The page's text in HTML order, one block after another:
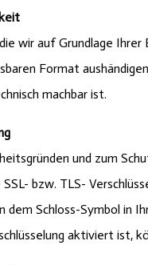
wir auf Grundlage
Format
machbar ist.
und zum
bzw. TLS-
dem Schloss-Symbol in
aktiviert ist,